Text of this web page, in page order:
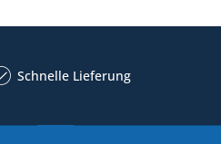
Schnelle Lieferung